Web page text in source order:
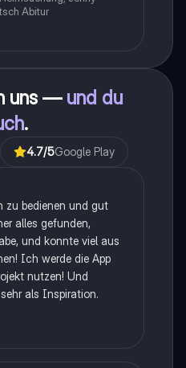
Abitur
uns — und du
.
4.7/5Google Play
zu bedienen und gut
alles gefunden,
und konnte viel aus
Ich werde die App
nutzen! Und
als Inspiration.